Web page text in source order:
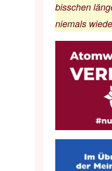
bisschen
niemals